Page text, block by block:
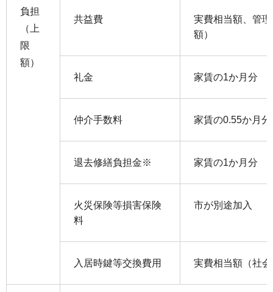
負担
（上
限
額）
共益費
実費相当額、管
額）
礼金 家賃の1か月分
仲介手数料 家賃の0.55か月
退去修繕負担金※ 家賃の1か月分
火災保険等損害保険
料
市が別途加入
入居時鍵等交換費用 実費相当額（社